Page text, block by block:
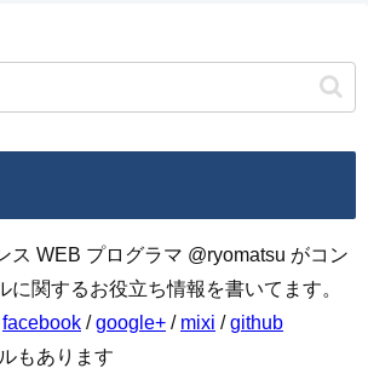
ス WEB プログラマ @ryomatsu がコン
に関するお役立ち情報を書いてます。
facebook /google+ / mixi /github
もあります